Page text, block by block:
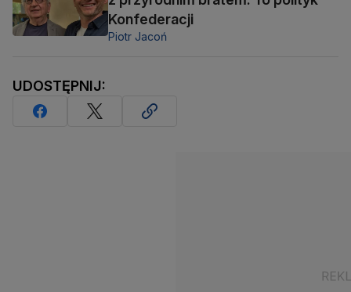
Konfederacji
Piotr Jacoń
UDOSTĘPNIJ: